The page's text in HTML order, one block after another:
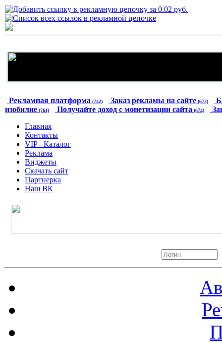
Рекламная платформа (732) Заказ рекламы на сайте (672)
изобилие (761) Получайте доход с монетизации сайта (674)
Главная
Контакты
VIP - Каталог
Реклама
Виджеты
Скачать сайт
Партнерка
Наш ВК